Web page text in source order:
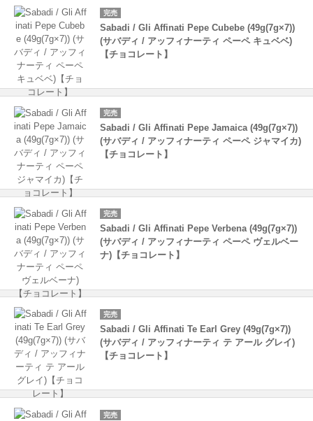
完売
Sabadi / Gli Affinati Pepe Cubebe (49g(7g×7))
(サバディ / アッフィナーティ ペーペ キュベベ)
【チョコレート】
完売
Sabadi / Gli Affinati Pepe Jamaica (49g(7g×7))
(サバディ / アッフィナーティ ペーペ ジャマイカ)
【チョコレート】
完売
Sabadi / Gli Affinati Pepe Verbena (49g(7g×7))
(サバディ / アッフィナーティ ペーペ ヴェルベー
ナ)【チョコレート】
完売
Sabadi / Gli Affinati Te Earl Grey (49g(7g×7))
(サバディ / アッフィナーティ テ アール グレイ)
【チョコレート】
完売